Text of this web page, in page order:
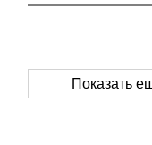
Показать